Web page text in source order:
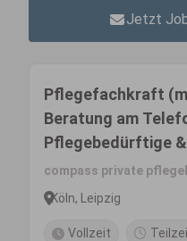
Jetzt
Pflegefachkraft
Beratung am
Pflegebedürftige &
Angehörige
compass private
Köln, Leipzig
Vollzeit